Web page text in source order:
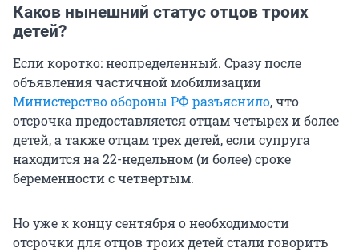
Каков нынешний статус отцов троих
детей?
Если коротко: неопределенный. Сразу после
объявления частичной мобилизации
Министерство обороны РФ разъяснило, что
отсрочка предоставляется отцам четырех и более
детей, а также отцам трех детей, если супруга
находится на 22-недельном (и более) сроке
беременности с четвертым.
Но уже к концу сентября о необходимости
отсрочки для отцов троих детей стали говорить